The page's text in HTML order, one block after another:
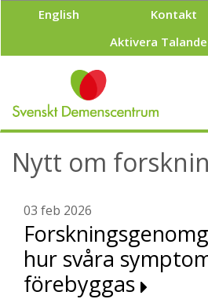
p
l
English Kontakt
Aktivera
Nytt om
03 feb 2026
hur svåra
förebyggas